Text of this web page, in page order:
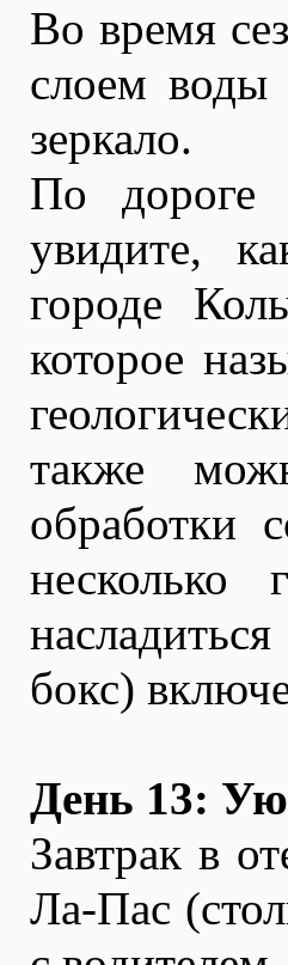
Во время
слоем воды
зеркало.
По
увидите,
городе
которое
также
обработки
несколько
бокс)
День 13:
Завтрак в
Ла-Пас